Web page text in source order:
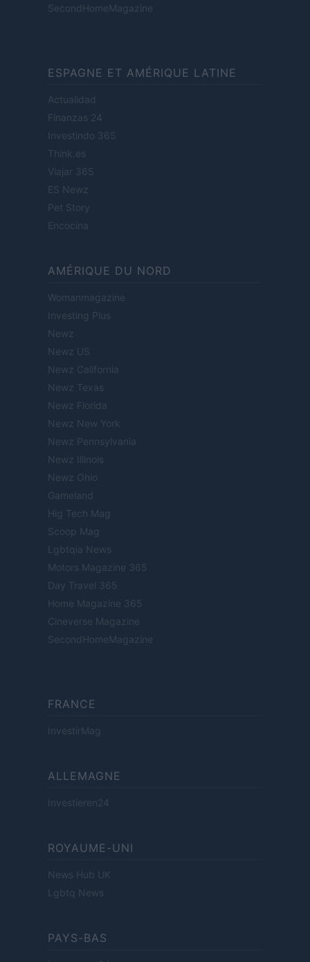
SecondHomeMagazine
ESPAGNE ET AMÉRIQUE LATINE
Actualidad
Finanzas 24
Investindo 365
Think.es
Viajar 365
ES Newz
Pet Story
Encocina
AMÉRIQUE DU NORD
Womanmagazine
Investing Plus
Newz
Newz US
Newz California
Newz Texas
Newz Florida
Newz New York
Newz Pennsylvania
Newz Illinois
Newz Ohio
Gameland
Hig Tech Mag
Scoop Mag
Lgbtqia News
Motors Magazine 365
Day Travel 365
Home Magazine 365
Cineverse Magazine
SecondHomeMagazine
FRANCE
InvestirMag
ALLEMAGNE
Investieren24
ROYAUME-UNI
News Hub UK
Lgbtq News
PAYS-BAS